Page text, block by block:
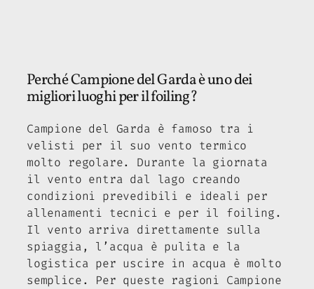
Perché Campione del Garda è uno dei
migliori luoghi per il foiling?
Campione del Garda è famoso tra i
velisti per il suo vento termico
molto regolare. Durante la giornata
il vento entra dal lago creando
condizioni prevedibili e ideali per
allenamenti tecnici e per il foiling.
Il vento arriva direttamente sulla
spiaggia, l’acqua è pulita e la
logistica per uscire in acqua è molto
semplice. Per queste ragioni Campione